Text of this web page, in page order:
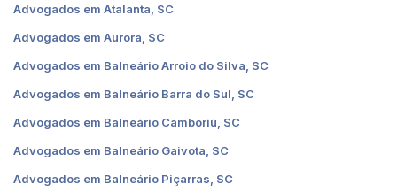
Advogados em Atalanta, SC
Advogados em Aurora, SC
Advogados em Balneário Arroio do Silva, SC
Advogados em Balneário Barra do Sul, SC
Advogados em Balneário Camboriú, SC
Advogados em Balneário Gaivota, SC
Advogados em Balneário Piçarras, SC